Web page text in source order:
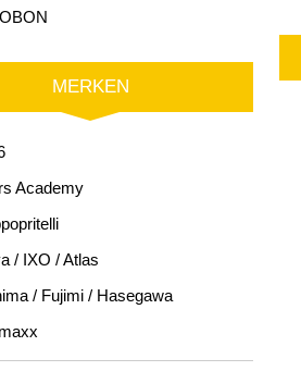
MERKEN
Academy
/ IXO / Atlas
/ Fujimi / Hasegawa